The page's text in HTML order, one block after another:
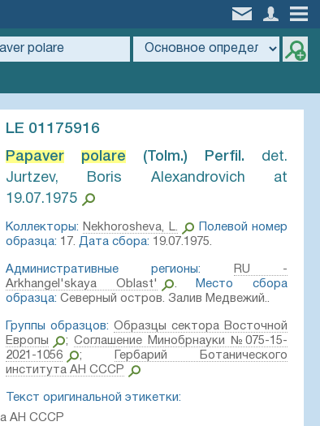
LE 01175916
Papaver polare (Tolm.) Perfil.⁣ det.
Jurtzev, Boris Alexandrovich at
19.07.1975
Коллекторы: Nekhorosheva, L.
Полевой номер
образца: 17. Дата сбора: 19.07.1975.
Административные регионы:
RU -
Arkhangel'skaya Oblast'
.
Место сбора
образца: Северный остров. Залив Медвежий..
Группы образцов: Образцы сектора Восточной
Европы
; Соглашение Минобрнауки №075-15-
2021-1056
;
Гербарий Ботанического
института АН СССР
Текст оригинальной этикетки:
АН СССР